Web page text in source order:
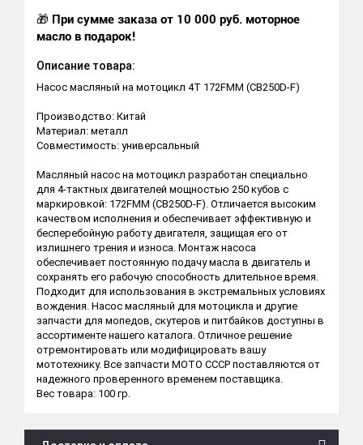
🎁 При сумме заказа от 10 000 руб. моторное
масло в подарок!
Описание товара:
Насос масляный на мотоцикл 4Т 172FMM (CB250D-F)
Производство: Китай
Материал: металл
Совместимость: универсальный
Масляный насос на мотоцикл разработан специально
для 4-тактных двигателей мощностью 250 кубов с
маркировкой: 172FMM (CB250D-F). Отличается высоким
качеством исполнения и обеспечивает эффективную и
бесперебойную работу двигателя, защищая его от
излишнего трения и износа. Монтаж насоса
обеспечивает постоянную подачу масла в двигатель и
сохранять его рабочую способность длительное время.
Подходит для использования в экстремальных условиях
вождения. Насос масляный для мотоцикла и другие
запчасти для мопедов, скутеров и питбайков доступны в
ассортименте нашего каталога. Отличное решение
отремонтировать или модифицировать вашу
мототехнику. Все запчасти МОТО СССР поставляются от
надежного проверенного временем поставщика.
Вес товара: 100 гр.